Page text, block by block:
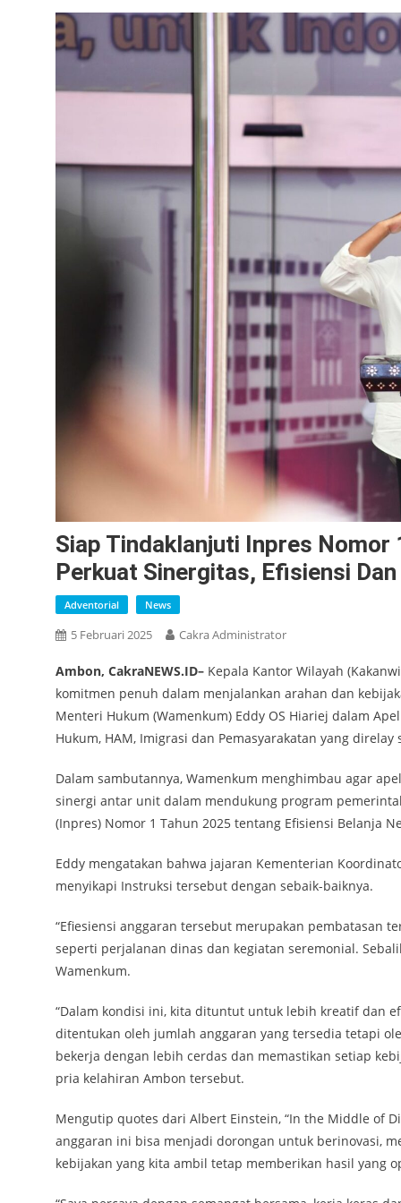
Siap Tindaklanjuti Inpres Nomor
Perkuat Sinergitas, Efisiensi
Adventorial News
5 Februari 2025 Cakra Administrator
Ambon, CakraNEWS.ID– Kepala Kantor Wilayah
komitmen penuh dalam menjalankan arahan dan
Menteri Hukum (Wamenkum) Eddy OS Hiariej dalam
Hukum, HAM, Imigrasi dan Pemasyarakatan yang
Dalam sambutannya, Wamenkum menghimbau agar
sinergi antar unit dalam mendukung program
(Inpres) Nomor 1 Tahun 2025 tentang Efisiensi Belanja
Eddy mengatakan bahwa jajaran Kementerian
menyikapi Instruksi tersebut dengan sebaik-baiknya.
“Efiesiensi anggaran tersebut merupakan pembatasan
seperti perjalanan dinas dan kegiatan seremonial.
Wamenkum.
“Dalam kondisi ini, kita dituntut untuk lebih kreatif dan
ditentukan oleh jumlah anggaran yang tersedia tetapi
bekerja dengan lebih cerdas dan memastikan setiap
pria kelahiran Ambon tersebut.
Mengutip quotes dari Albert Einstein, “In the Middle of
anggaran ini bisa menjadi dorongan untuk berinovasi,
kebijakan yang kita ambil tetap memberikan hasil yang